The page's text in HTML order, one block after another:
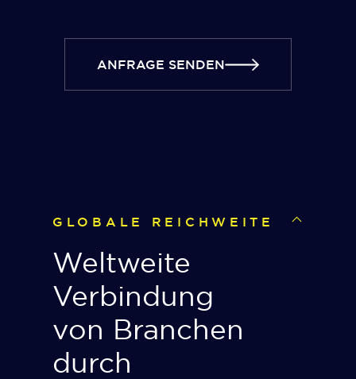
ANFRAGE SENDEN
GLOBALE REICHWEITE
Weltweite
Verbindung
von Branchen
durch